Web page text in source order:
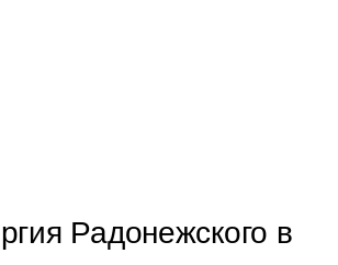
Радонежского в